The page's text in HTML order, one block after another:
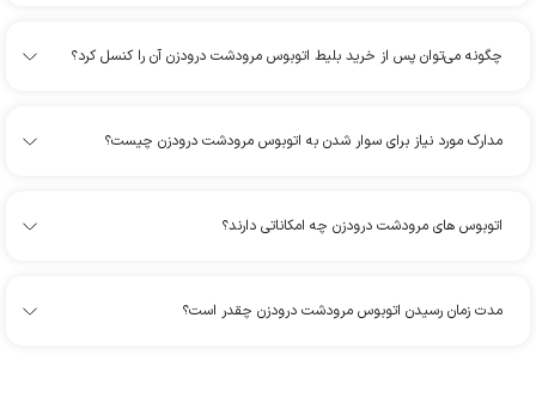
چگونه می‌توان پس از خرید بلیط اتوبوس مرودشت درودزن آن را کنسل کرد؟
مدارک مورد نیاز برای سوار شدن به اتوبوس مرودشت درودزن چیست؟
اتوبوس های مرودشت درودزن چه امکاناتی دارند؟
مدت زمان رسیدن اتوبوس مرودشت درودزن چقدر است؟